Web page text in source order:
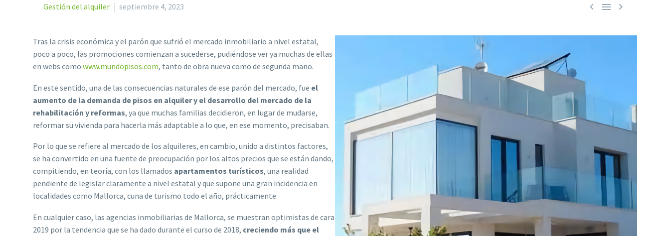
  
Gestión del alquiler septiembre 4, 2023
Tras la crisis económica y el parón que sufrió el mercado inmobiliario a nivel estatal,
poco a poco, las promociones comienzan a sucederse, pudiéndose ver ya muchas de ellas
en webs como www.mundopisos.com, tanto de obra nueva como de segunda mano.
En este sentido, una de las consecuencias naturales de ese parón del mercado, fue el
aumento de la demanda de pisos en alquiler y el desarrollo del mercado de la
rehabilitación y reformas, ya que muchas familias decidieron, en lugar de mudarse,
reformar su vivienda para hacerla más adaptable a lo que, en ese momento, precisaban.
Por lo que se refiere al mercado de los alquileres, en cambio, unido a distintos factores,
se ha convertido en una fuente de preocupación por los altos precios que se están dando,
compitiendo, en teoría, con los llamados apartamentos turísticos, una realidad
pendiente de legislar claramente a nivel estatal y que supone una gran incidencia en
localidades como Mallorca, cuna de turismo todo el año, prácticamente.
En cualquier caso, las agencias inmobiliarias de Mallorca, se muestran optimistas de cara
2019 por la tendencia que se ha dado durante el curso de 2018, creciendo más que el